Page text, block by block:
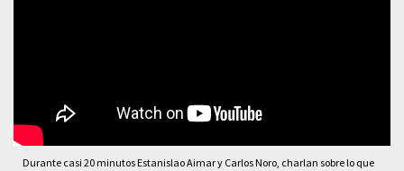
Durante casi 20 minutos Estanislao Aimar y Carlos Noro, charlan sobre lo que